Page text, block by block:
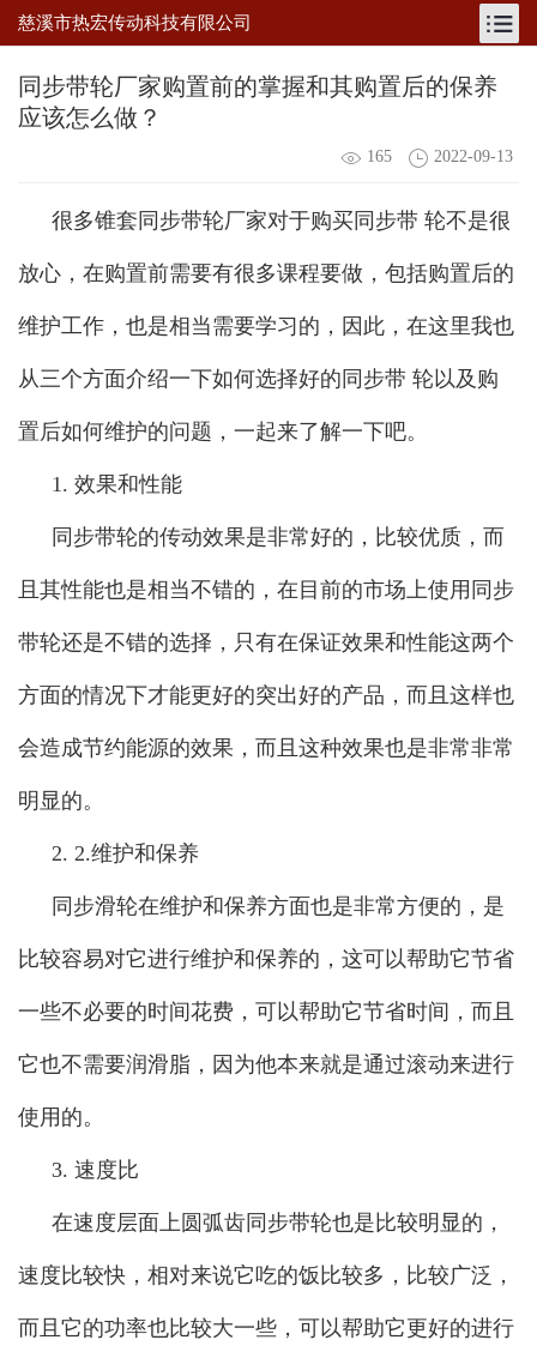
慈溪市热宏传动科技有限公司
同步带轮厂家购置前的掌握和其购置后的保养
应该怎么做？
165 2022-09-13
很多锥套同步带轮厂家对于购买同步带 轮不是很
放心，在购置前需要有很多课程要做，包括购置后的
维护工作，也是相当需要学习的，因此，在这里我也
从三个方面介绍一下如何选择好的同步带 轮以及购
置后如何维护的问题，一起来了解一下吧。
1. 效果和性能
同步带轮的传动效果是非常好的，比较优质，而
且其性能也是相当不错的，在目前的市场上使用同步
带轮还是不错的选择，只有在保证效果和性能这两个
方面的情况下才能更好的突出好的产品，而且这样也
会造成节约能源的效果，而且这种效果也是非常非常
明显的。
2. 2.维护和保养
同步滑轮在维护和保养方面也是非常方便的，是
比较容易对它进行维护和保养的，这可以帮助它节省
一些不必要的时间花费，可以帮助它节省时间，而且
它也不需要润滑脂，因为他本来就是通过滚动来进行
使用的。
3. 速度比
在速度层面上圆弧齿同步带轮也是比较明显的，
速度比较快，相对来说它吃的饭比较多，比较广泛，
而且它的功率也比较大一些，可以帮助它更好的进行